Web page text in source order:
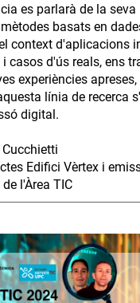
es parlarà de la
basats en
context d'aplicacions
casos d'ús reals, ens
experiències
línia de recerca
digital.
Edifici Vèrtex i
l'Àrea TIC